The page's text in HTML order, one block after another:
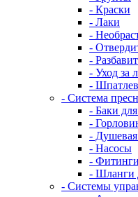
- Краски
- Лаки
-
-
-
- Уход за
-
- Система
- Баки
-
- Душевая
- Насосы
- Фитинги
- Шланги
- Системы